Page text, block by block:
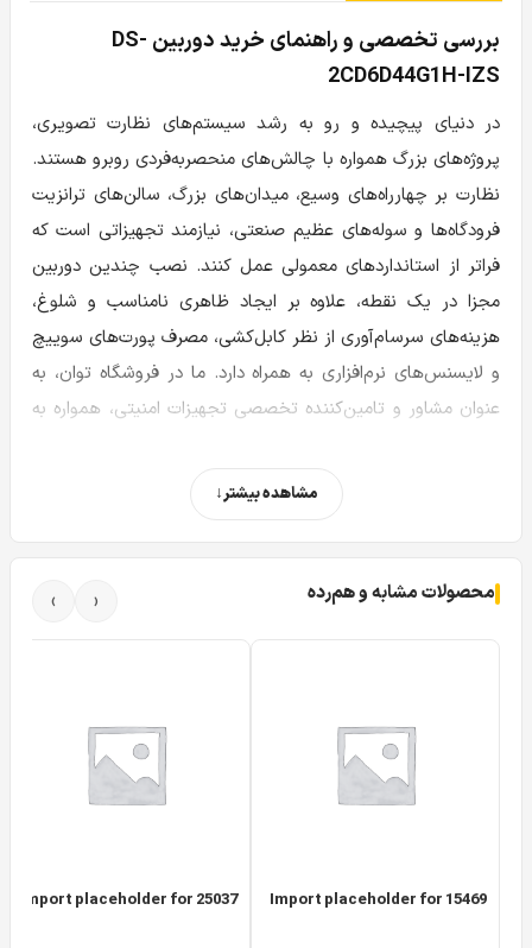
بررسی تخصصی و راهنمای خرید دوربین DS-
2CD6D44G1H-IZS
در دنیای پیچیده و رو به رشد سیستم‌های نظارت تصویری،
پروژه‌های بزرگ همواره با چالش‌های منحصربه‌فردی روبرو هستند.
نظارت بر چهارراه‌های وسیع، میدان‌های بزرگ، سالن‌های ترانزیت
فرودگاه‌ها و سوله‌های عظیم صنعتی، نیازمند تجهیزاتی است که
فراتر از استانداردهای معمولی عمل کنند. نصب چندین دوربین
مجزا در یک نقطه، علاوه بر ایجاد ظاهری نامناسب و شلوغ،
هزینه‌های سرسام‌آوری از نظر کابل‌کشی، مصرف پورت‌های سوییچ
و لایسنس‌های نرم‌افزاری به همراه دارد. ما در فروشگاه توان، به
عنوان مشاور و تامین‌کننده تخصصی تجهیزات امنیتی، همواره به
پروژه‌های شما هستیم. در این راستا، قصد داریم یکی از
صورت جامع و دقیق مورد بررسی قرار دهیم.
اگر قصد خرید دوربین هایک ویژن برای یک پروژه وسیع را دارید
و می‌خواهید با یک تیر، چهار نشان را هدف قرار دهید، این مقاله
2CD6D44G1H-IZS یک انقلاب در مدیریت زیرساخت‌های
مشاهده بیشتر
محصولات مشابه و هم‌رده ‹
›
Import placeholder for 15469
Import placeholder for 25037